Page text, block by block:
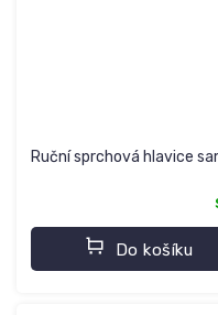
Ruční sprchová hlavice
Do košíku